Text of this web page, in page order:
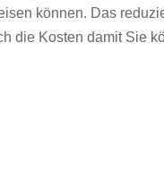
können. Das
die Kosten damit Sie